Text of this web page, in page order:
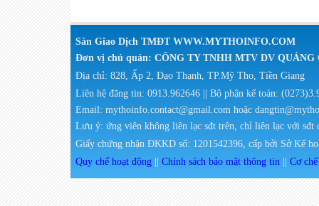
Sàn Giao Dịch TMĐT WWW.MYTHOINFO.COM
Đơn vị chủ quản: CÔNG TY TNHH MTV DV QUẢNG
Địa chỉ: 828, Ấp 2, Đạo Thạnh, TP.Mỹ Tho, Tiền Giang
Liên hệ đăng tin: 0913.962646 || Bộ phận kế toán:
Email: mythoinfo.contact@gmail.com hoặc
Lưu ý: ứng viên không liên lạc sđt trên, chỉ liên lạc với sđt
Giấy chứng nhận ĐKKD số: 1201542396, cấp bởi Sở Kế
Quy chế hoạt động
Chính sách bảo mật thông tin Cơ